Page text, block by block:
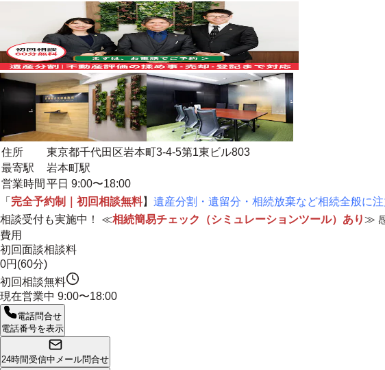
住所
東京都千代田区岩本町3-4-5第1東ビル803
最寄駅
岩本町駅
営業時間 平日 9:00〜18:00
「 完全予約制｜初回相談無料】 遺産分割・遺留分・相続放棄など相続全般に注
相談受付も実施中！ ≪相続簡易チェック（シミュレーションツール）あり≫
費用
初回面談相談料
0円(60分)
初回相談無料
現在営業中 9:00〜18:00
電話問合せ
電話番号を表示
24時間受信中 メール問合せ